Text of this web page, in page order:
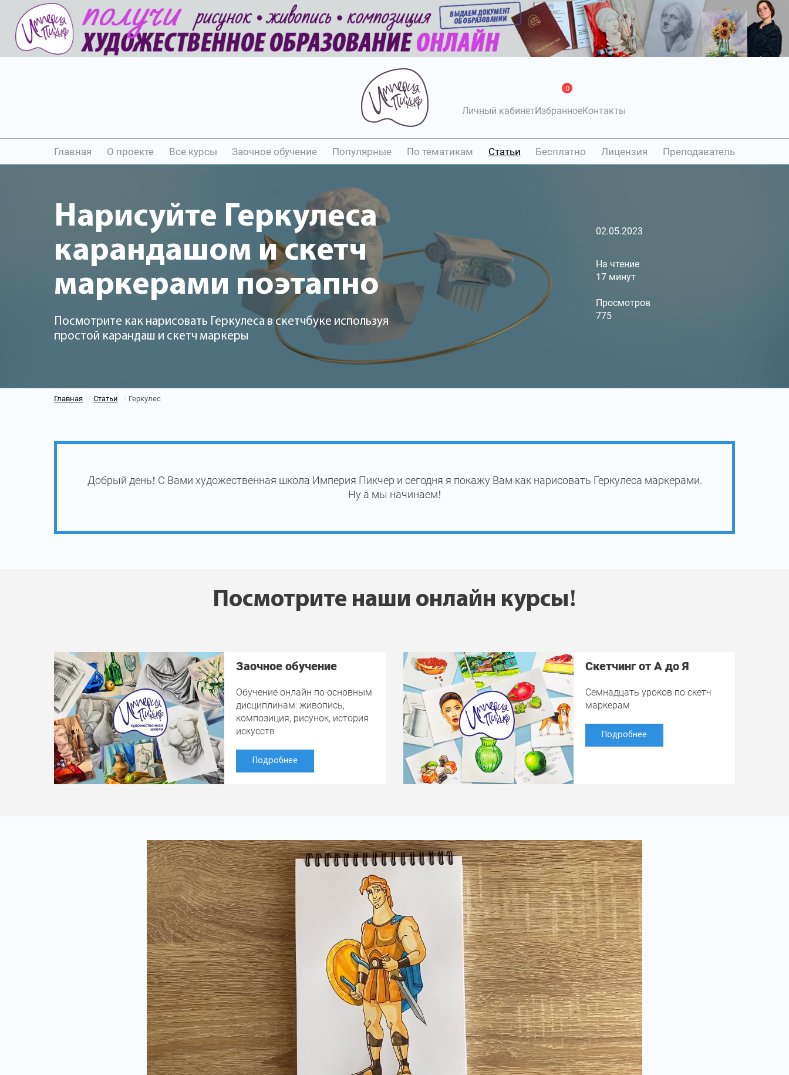
Личный кабинетИзбранное
0
Контакты
Главная О проекте Все курсы Заочное обучение Популярные По тематикам Статьи Бесплатно Лицензия Преподаватель
Нарисуйте Геркулеса
карандашом и скетч
маркерами поэтапно
Посмотрите как нарисовать Геркулеса в скетчбуке используя
простой карандаш и скетч маркеры
02.05.2023
На чтение
17 минут
Просмотров
775
Главная / Статьи / Геркулес
Добрый день! С Вами художественная школа Империя Пикчер и сегодня я покажу Вам как нарисовать Геркулеса маркерами.
Ну а мы начинаем!
Посмотрите наши онлайн курсы!
Заочное обучение
Обучение онлайн по основным
дисциплинам: живопись,
композиция, рисунок, история
искусств
Подробнее
Скетчинг от А до Я
Семнадцать уроков по скетч
маркерам
Подробнее